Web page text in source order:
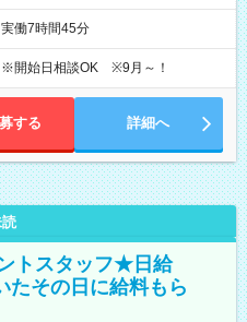
働7時間45分
開始日相談OK ※9月～！
する 詳細へ
トスタッフ★日給
その日に給料もら